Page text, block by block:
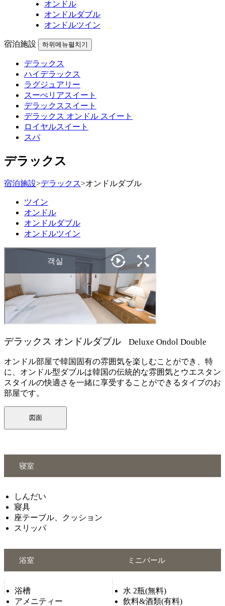
オンドル
オンドルダブル
オンドルツイン
宿泊施設 하위메뉴펼치기
デラックス
ハイデラックス
ラグジュアリー
スーぺリアスイート
デラックススイート
デラックス オンドル スイート
ロイヤルスイート
スパ
デラックス
宿泊施設>デラックス>オンドルダブル
ツイン
オンドル
オンドルダブル
オンドルツイン
デラックス オンドルダブル Deluxe Ondol Double
オンドル部屋で韓国固有の雰囲気を楽しむことができ、特
に、オンドル型ダブルは韓国の伝統的な雰囲気とウエスタン
スタイルの快適さを一緒に享受することができるタイプのお
部屋です。
図面
寝室
しんだい
寢具
座テーブル、クッション
スリッパ
浴室
浴槽
アメニティー
ミニバール
水 2瓶(無料)
飲料&酒類(有料)